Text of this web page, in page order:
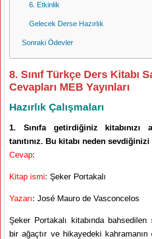
6. Etkinlik
Gelecek Derse Hazırlık
Sonraki Ödevler
8. Sınıf Türkçe Ders Kitabı
Cevapları MEB Yayınları
Hazırlık Çalışmaları
1. Sınıfa getirdiğiniz kitabınızı
tanıtınız. Bu kitabı neden sevdiğinizi
Cevap:
Kitap ismi: Şeker Portakalı
Yazarı: José Mauro de Vasconcelos
Şeker Portakalı kitabında bahsedilen
bir ağaçtır ve hikayedeki kahramanın